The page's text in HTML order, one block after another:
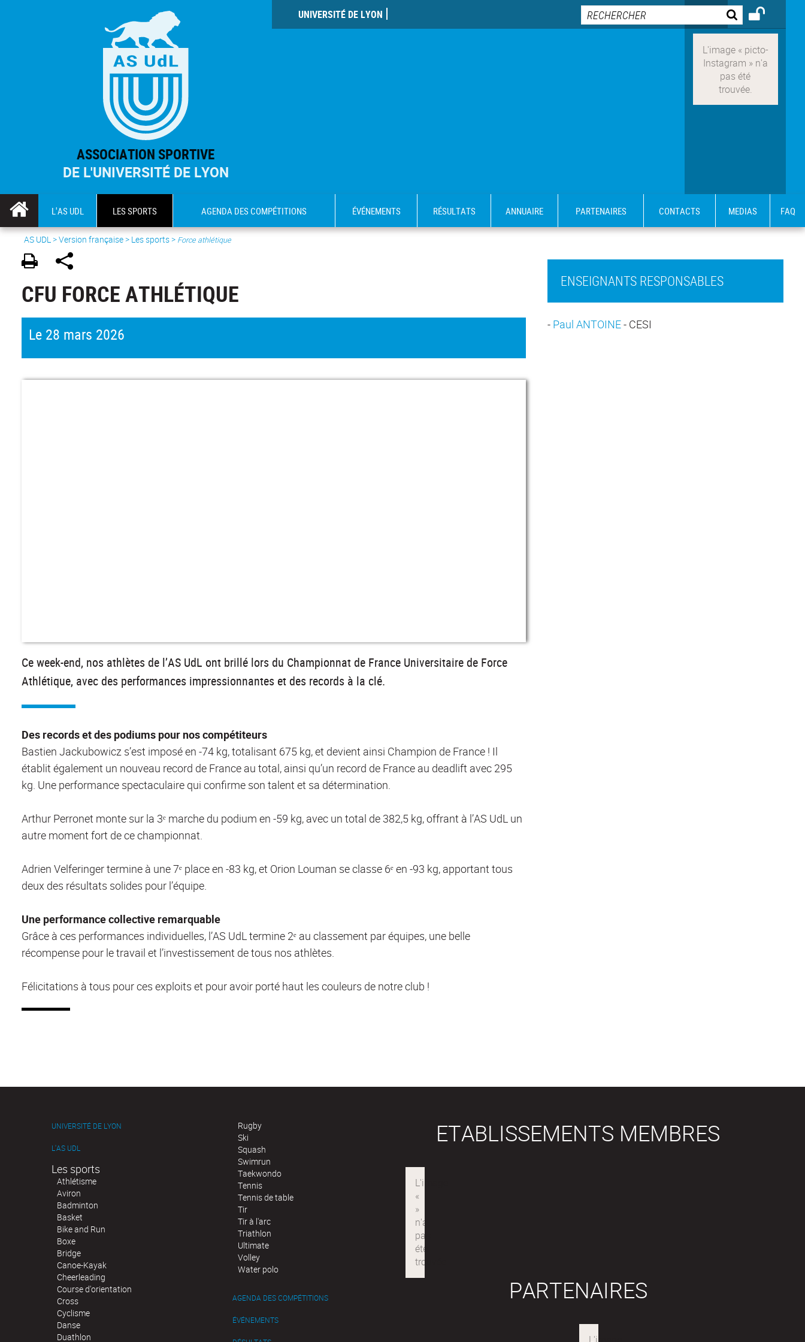
ASSOCIATION SPORTIVE
DE L'UNIVERSITÉ DE LYON
UNIVERSITÉ DE LYON
L'AS UDL LES SPORTS AGENDA DES COMPÉTITIONS ÉVÉNEMENTS RÉSULTATS ANNUAIRE PARTENAIRES CONTACTS MEDIAS FAQ
AS UDL>Version française> Les sports > Force athlétique
CFU FORCE ATHLÉTIQUE
Le 28 mars 2026
Ce week-end, nos athlètes de l’AS UdL ont brillé lors du Championnat de France Universitaire de Force
Athlétique, avec des performances impressionnantes et des records à la clé.
Des records et des podiums pour nos compétiteurs
Bastien Jackubowicz s’est imposé en -74 kg, totalisant 675 kg, et devient ainsi Champion de France ! Il
établit également un nouveau record de France au total, ainsi qu’un record de France au deadlift avec 295
kg. Une performance spectaculaire qui confirme son talent et sa détermination.
Arthur Perronet monte sur la 3ᵉ marche du podium en -59 kg, avec un total de 382,5 kg, offrant à l’AS UdL un
autre moment fort de ce championnat.
Adrien Velferinger termine à une 7ᵉ place en -83 kg, et Orion Louman se classe 6ᵉ en -93 kg, apportant tous
deux des résultats solides pour l’équipe.
Une performance collective remarquable
Grâce à ces performances individuelles, l’AS UdL termine 2ᵉ au classement par équipes, une belle
récompense pour le travail et l’investissement de tous nos athlètes.
Félicitations à tous pour ces exploits et pour avoir porté haut les couleurs de notre club !
ENSEIGNANTS RESPONSABLES
- Paul ANTOINE- CESI
UNIVERSITÉ DE LYON
L'AS UDL
Les sports
Athlétisme
Aviron
Badminton
Basket
Bike and Run
Boxe
Bridge
Canoe-Kayak
Cheerleading
Course d'orientation
Cross
Cyclisme
Danse
Duathlon
Rugby
Ski
Squash
Swimrun
Taekwondo
Tennis
Tennis de table
Tir
Tir à l'arc
Triathlon
Ultimate
Volley
Water polo
AGENDA DES COMPÉTITIONS
ÉVÉNEMENTS
ETABLISSEMENTS MEMBRES
PARTENAIRES